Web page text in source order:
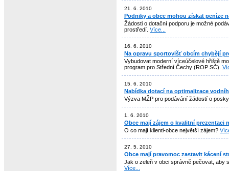
21. 6. 2010
Podniky a obce mohou získat peníze
Žádosti o dotační podporu je možné
prostředí. Více...
16. 6. 2010
Na opravu sportovišť obcím chybějí
Vybudovat moderní víceúčelové hřiště
program pro Střední Čechy (ROP SČ).
15. 6. 2010
Nabídka dotací na optimalizace
Výzva MŽP pro podávání žádostí o
1. 6. 2010
Obce mají zájem o kvalitní prezentaci
O co mají klienti-obce největší zájem?
27. 5. 2010
Obce mají pravomoc zastavit kácení
Jak o zeleň v obci správně pečovat, aby
Více...